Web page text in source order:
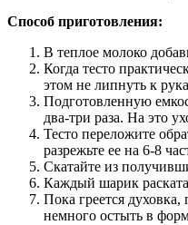
Способ приготовления:
В теплое молоко
Когда тесто
этом не липнуть к
Подготовленную
два-три раза. На это
Тесто переложите
разрежьте ее на 6-8
Скатайте из
Каждый шарик
Пока греется
немного остыть в